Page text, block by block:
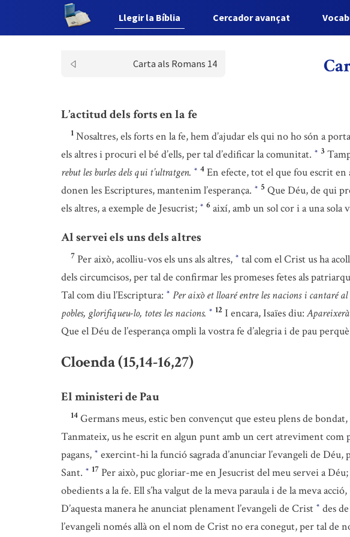
Llegir la Bíblia Cercador avançat
Carta als Romans 14
L’actitud dels forts en la fe
1 Nosaltres, els forts en la fe, hem d’ajudar els qui no ho són a
els altres i procuri el bé d’ells, per tal d’edificar la comunitat. * 3
rebut les burles dels qui t’ultratgen. * 4 En efecte, tot el que fou escrit
donen les Escriptures, mantenim l’esperança. * 5 Que Déu, de qui
els altres, a exemple de Jesucrist; * 6 així, amb un sol cor i a una sola
Al servei els uns dels altres
7 Per això, acolliu-vos els uns als altres, * tal com el Crist us ha
dels circumcisos, per tal de confirmar les promeses fetes als
Tal com diu l’Escriptura: * Per això et lloaré entre les nacions i cantaré al
pobles, glorifiqueu-lo, totes les nacions. * 12 I encara, Isaïes diu:Apareixerà
Que el Déu de l’esperança ompli la vostra fe d’alegria i de pau
Cloenda (15,14-16,27)
El ministeri de Pau
14 Germans meus, estic ben convençut que esteu plens de
Tanmateix, us he escrit en algun punt amb un cert atreviment
pagans, * exercint-hi la funció sagrada d’anunciar l’evangeli de
Sant. * 17 Per això, puc gloriar-me en Jesucrist del meu servei a Déu;
obedients a la fe. Ell s’ha valgut de la meva paraula i de la meva acció,
D’aquesta manera he anunciat plenament l’evangeli de Crist * des
l’evangeli només allà on el nom de Crist no era conegut, per tal de